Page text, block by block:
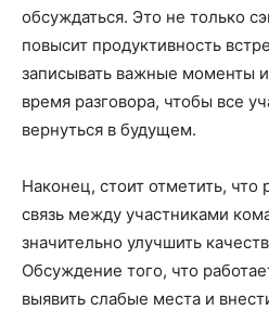
обсуждаться. Это не только
повысит продуктивность
записывать важные моменты
время разговора, чтобы все
вернуться в будущем.
Наконец, стоит отметить, что
связь между участниками
значительно улучшить
Обсуждение того, что
выявить слабые места и